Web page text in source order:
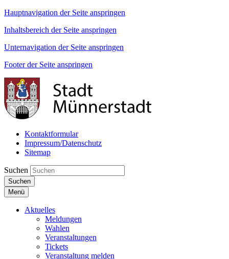
Hauptnavigation der Seite anspringen
Inhaltsbereich der Seite anspringen
Unternavigation der Seite anspringen
Footer der Seite anspringen
Kontaktformular
Impressum/Datenschutz
Sitemap
Suchen
Suchen
Menü
Aktuelles
Meldungen
Wahlen
Veranstaltungen
Tickets
Veranstaltung melden